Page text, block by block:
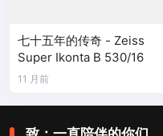
七十五年的传奇 - Zeiss
Super Ikonta B 530/16
11 月前